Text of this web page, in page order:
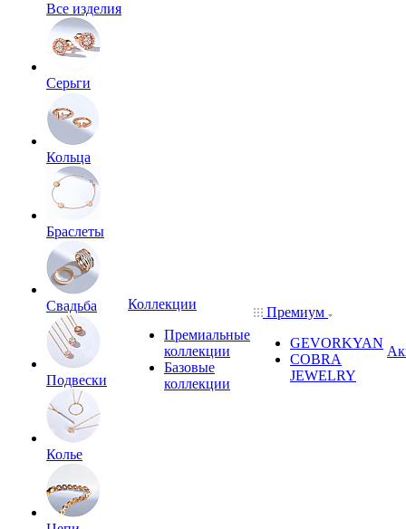
Все изделия
Серьги
Кольца
Браслеты
Свадьба
Подвески
Колье
Коллекции
Премиальные
коллекции
Базовые
коллекции
Премиум
GEVORKYAN
COBRA
JEWELRY